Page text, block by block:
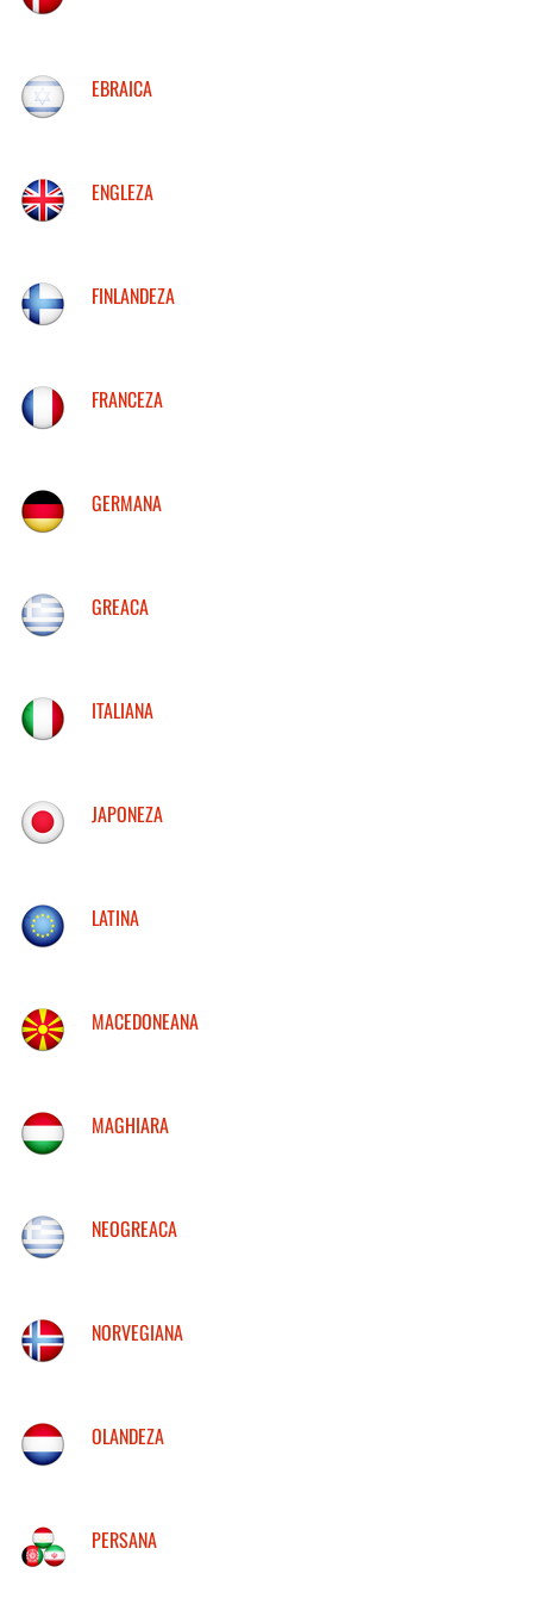
EBRAICA
ENGLEZA
FINLANDEZA
FRANCEZA
GERMANA
GREACA
ITALIANA
JAPONEZA
LATINA
MACEDONEANA
MAGHIARA
NEOGREACA
NORVEGIANA
OLANDEZA
PERSANA